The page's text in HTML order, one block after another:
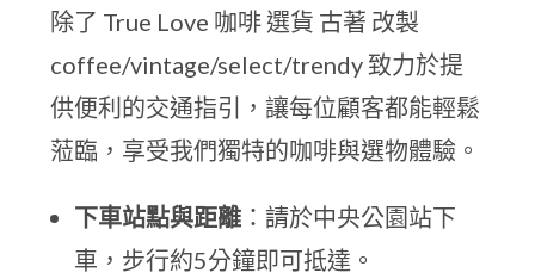
除了 True Love 咖啡 選貨 古著 改製
coffee/vintage/select/trendy 致力於提
供便利的交通指引，讓每位顧客都能輕鬆
蒞臨，享受我們獨特的咖啡與選物體驗。
下車站點與距離 ：請於中央公園站下
車，步行約5分鐘即可抵達。